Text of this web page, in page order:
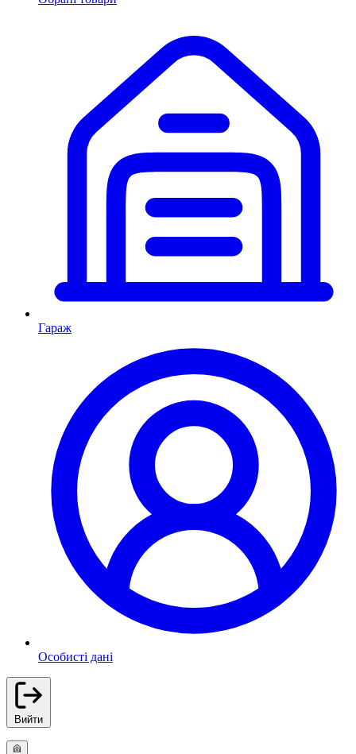
Гараж
Особисті дані
Вийти